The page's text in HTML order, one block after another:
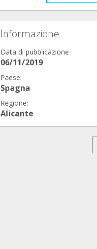
Informazione
Data di pubblicazione
06/11/2019
Paese:
Spagna
Regione:
Alicante